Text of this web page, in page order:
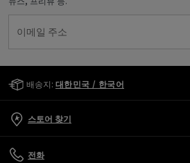
이메일 주소
배송지: 대한민국 / 한국어
스토어 찾기
전화